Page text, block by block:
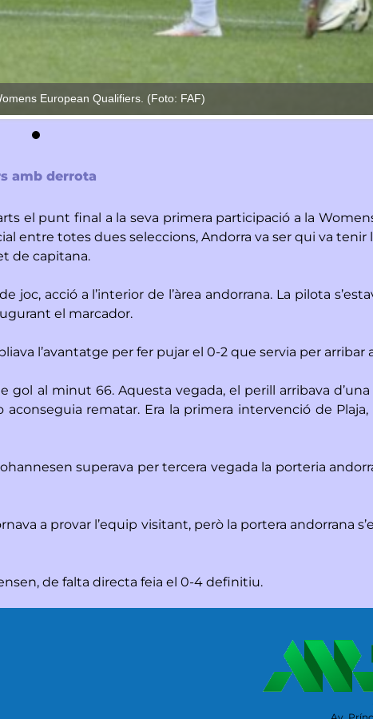
European Qualifiers. (Foto: FAF)
amb derrota
el punt final a la seva primera participació a la
entre totes dues seleccions, Andorra va ser qui va tenir
de capitana.
acció a l’interior de l’àrea andorrana. La pilota
el marcador.
l’avantatge per fer pujar el 0-2 que servia per arribar
al minut 66. Aquesta vegada, el perill arribava
rematar. Era la primera intervenció de
superava per tercera vegada la porteria
a provar l’equip visitant, però la portera andorrana
de falta directa feia el 0-4 definitiu.